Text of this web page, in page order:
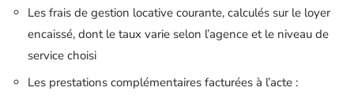
Les frais de gestion locative courante, calculés sur le loyer
encaissé, dont le taux varie selon l’agence et le niveau de
service choisi
Les prestations complémentaires facturées à l’acte :